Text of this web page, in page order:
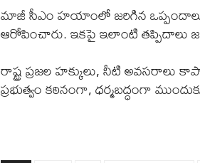
మాజీ సీఎం హయాంలో జరిగిన
ఆరోపించారు. ఇకపై ఇలాంటి తప్పిదాలు
రాష్ట్ర ప్రజల హక్కులు, నీటి
ప్రభుత్వం కఠినంగా, ధర్మబద్ధంగా